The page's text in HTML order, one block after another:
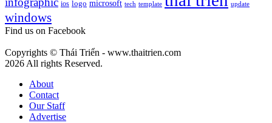
gì?
Fuzz
–
Màu
sự
nhã
ios logo microsoft tech template update
windows
Find us on Facebook
Copyrights © Thái Triển - www.thaitrien.com
2026 All rights Reserved.
About
Contact
Our Staff
Advertise